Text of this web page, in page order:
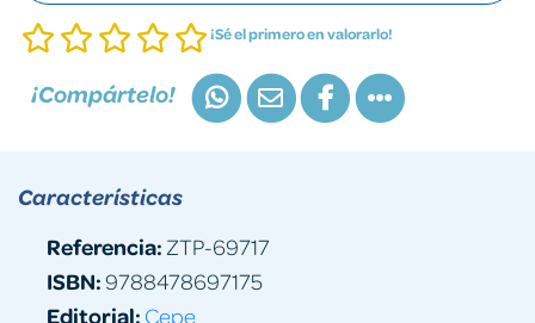
¡Sé el primero en valorarlo!
¡Compártelo!
Características
Referencia: ZTP-69717
ISBN:9788478697175
Editorial: Cepe